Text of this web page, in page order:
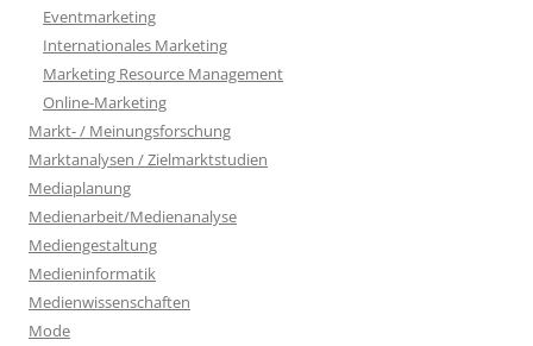
Eventmarketing
Internationales Marketing
Marketing Resource Management
Online-Marketing
Markt- / Meinungsforschung
Marktanalysen / Zielmarktstudien
Mediaplanung
Medienarbeit/Medienanalyse
Mediengestaltung
Medieninformatik
Medienwissenschaften
Mode